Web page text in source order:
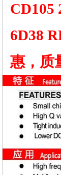
CD105
6D38
惠，质